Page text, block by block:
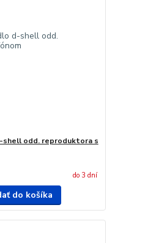
shell odd. reproduktora s
do 3 dní
do košíka